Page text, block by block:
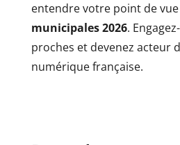
entendre votre point de
municipales 2026.
proches et devenez acteur
numérique française.